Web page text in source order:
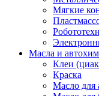
Мягкие
Масла и
Клеи
Краска
Масло для